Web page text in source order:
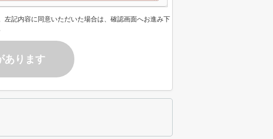
左記内容に同意いただいた場合は、確認画面へお進み下
あります